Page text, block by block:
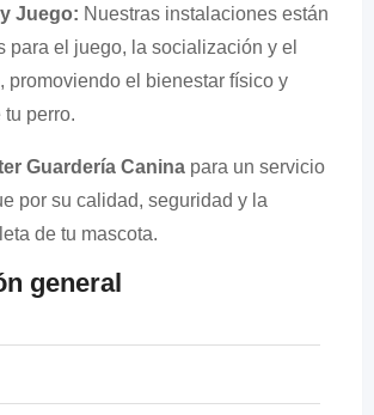
Juego: Nuestras instalaciones están
para el juego, la socialización y el
promoviendo el bienestar físico y
tu perro.
Guardería Canina para un servicio
por su calidad, seguridad y la
de tu mascota.
general